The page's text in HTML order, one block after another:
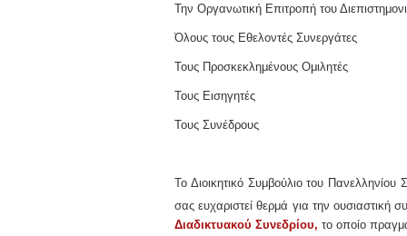
Την Οργανωτική Επιτροπή του
Όλους τους Εθελοντές Συνεργάτες
Τους Προσκεκλημένους Ομιλητές
Τους Εισηγητές
Τους Συνέδρους
Το Διοικητικό Συμβούλιο του
σας ευχαριστεί θερμά για την ουσιαστική
Διαδικτυακού Συνεδρίου, το οποίο